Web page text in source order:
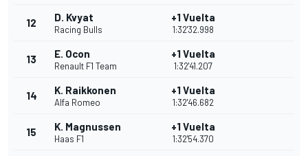
12 D. Kvyat
Racing Bulls
+1 Vuelta
1:32'32.998
13 E. Ocon
Renault F1 Team
+1 Vuelta
1:32'41.207
14 K. Raikkonen
Alfa Romeo
+1 Vuelta
1:32'46.682
15 K. Magnussen
Haas F1
+1 Vuelta
1:32'54.370